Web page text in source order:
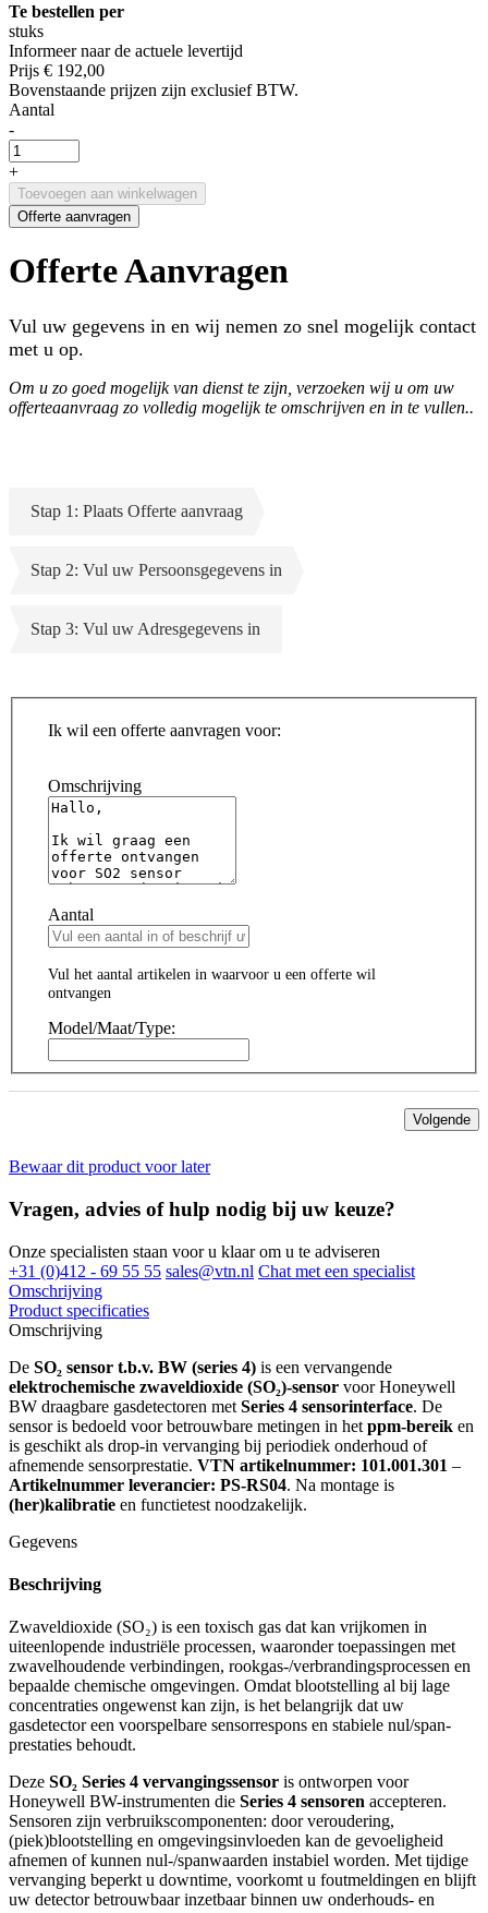
Te bestellen per
stuks
Informeer naar de actuele levertijd
Prijs € 192,00
Bovenstaande prijzen zijn exclusief BTW.
Aantal
-
+
Toevoegen aan winkelwagen
Offerte aanvragen
Offerte Aanvragen
Vul uw gegevens in en wij nemen zo snel mogelijk contact
met u op.
Om u zo goed mogelijk van dienst te zijn, verzoeken wij u om uw
offerteaanvraag zo volledig mogelijk te omschrijven en in te vullen..
Stap 1: Plaats Offerte aanvraag
Stap 2: Vul uw Persoonsgegevens in
Stap 3: Vul uw Adresgegevens in
Ik wil een offerte aanvragen voor:
Omschrijving
Aantal
Vul het aantal artikelen in waarvoor u een offerte wil
ontvangen
Model/Maat/Type:
Volgende
Bewaar dit product voor later
Vragen, advies of hulp nodig bij uw keuze?
Onze specialisten staan voor u klaar om u te adviseren
+31 (0)412 - 69 55 55 sales@vtn.nl Chat met een specialist
Omschrijving
Product specificaties
Omschrijving
De SO₂ sensor t.b.v. BW (series 4) is een vervangende
elektrochemische zwaveldioxide (SO₂)-sensor voor Honeywell
BW draagbare gasdetectoren met Series 4 sensorinterface. De
sensor is bedoeld voor betrouwbare metingen in het ppm-bereik en
is geschikt als drop-in vervanging bij periodiek onderhoud of
afnemende sensorprestatie. VTN artikelnummer: 101.001.301 –
Artikelnummer leverancier: PS-RS04. Na montage is
(her)kalibratie en functietest noodzakelijk.
Gegevens
Beschrijving
Zwaveldioxide (SO₂) is een toxisch gas dat kan vrijkomen in
uiteenlopende industriële processen, waaronder toepassingen met
zwavelhoudende verbindingen, rookgas-/verbrandingsprocessen en
bepaalde chemische omgevingen. Omdat blootstelling al bij lage
concentraties ongewenst kan zijn, is het belangrijk dat uw
gasdetector een voorspelbare sensorrespons en stabiele nul/span-
prestaties behoudt.
Deze SO₂ Series 4 vervangingssensor is ontworpen voor
Honeywell BW-instrumenten die Series 4 sensoren accepteren.
Sensoren zijn verbruikscomponenten: door veroudering,
(piek)blootstelling en omgevingsinvloeden kan de gevoeligheid
afnemen of kunnen nul-/spanwaarden instabiel worden. Met tijdige
vervanging beperkt u downtime, voorkomt u foutmeldingen en blijft
uw detector betrouwbaar inzetbaar binnen uw onderhouds- en